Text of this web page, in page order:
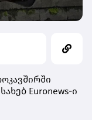
Euronews-ი